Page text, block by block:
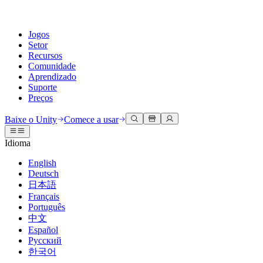
Jogos
Setor
Recursos
Comunidade
Aprendizado
Suporte
Preços
Engine do Unity
Crie jogos 2D e 3D para qualquer plataforma
Colaboração
Colabore e itere rapidamente com sua equipe
Baixe o Unity
Planos e preços
Implante
Multiplataforma
Colaboração 3D
Construa e revise projetos 3D em tempo real
Treinamento imersivo
Treine em ambientes imersivos
Experiências do cliente
Crie experiências interativas em 3D
Setores
Manufatura
Documentação
Ferramentas de desenvolvedor
Versões de lançamento e rastreador de problemas
Roteiro
Revisar recursos futuros
Glossário
Discussões
Eventos
Eventos globais e locais
Histórias da comunidade
Made with Unity
Mostrando criadores do Unity
Unity Learn
Domine habilidades do Unity gratuitamente
Treinamento profissional
Aprimore sua equipe com treinadores do Unity
É iniciante no Unity?
Conceitos básicos
Inicie seu aprendizado
Caminhos Essenciais do Unity
Obter ajuda
Ajudando você a ter sucesso com Unity
Planos de sucesso
Alcance seus objetivos mais rápido com suporte especializado
Perguntas frequentes
Respostas para perguntas comuns
Entre em contato conosco
Conecte-se com nossa equipe
Baixe o Unity Comece a usar
Idioma
English
Deutsch
日本語
Français
Português
中文
Español
Русский
한국어